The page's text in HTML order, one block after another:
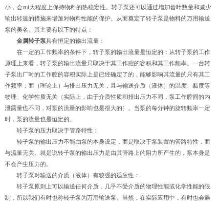
小，会zui大程度上保持物料的热稳定性。转子泵还可以通过增加齿叶数量和减少
输出转速的措施来增加对物料性能的保护。从而奠定了转子泵是物料的万用输送
泵的美名。其主要有以下的特点：
金属转子泵具有恒定的输出流量：
在一定的工作频率的条件下，转子泵的输出流量是恒定的：从转子泵的工作
原理上来看，转子泵的输出流量只取决于其工作腔的容积和其工作频率。一台转
子泵出厂时的工作腔的容积实际上是已经确定了的，能够影响其流量的只有其工
作频率；而（理论上）与排出压力无关，且与输送介质（液体）的温度、黏度等
物理、化学性质无关（实际上，由于介质性质和排出压力不同，泵工作腔间的内
泄露量也不同，对泵的流量的影响也是很大的）。当泵的每分钟的旋转频率一定
时，泵的流量也是恒定的。
转子泵的压力取决于管路特性：
转子泵的输出压力不能由泵的本身设定，而是取决于泵装置的管路特性，而
与流量无关。就是说转子泵的输出压力是由其管路上的阻力所产生的，泵本身是
不会产生压力的。
转子泵对输送的介质（液体）有较强的适应性：
转子泵原则上可以输送任何介质，几乎不受介质的物理性能或化学性能的限
制，所以我们有时也称转子泵为万用输送泵。当然，在实际应用中，有时也会遇